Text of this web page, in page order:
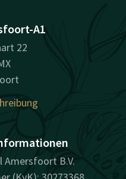
A1
22
Amersfoort B.V.